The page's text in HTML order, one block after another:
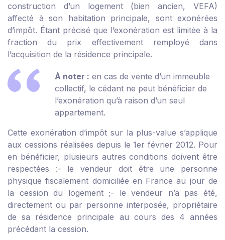
construction d’un logement (bien ancien, VEFA)
affecté à son habitation principale, sont exonérées
d’impôt. Étant précisé que l’exonération est limitée à la
fraction du prix effectivement remployé dans
l’acquisition de la résidence principale.
À noter : en cas de vente d’un immeuble
collectif, le cédant ne peut bénéficier de
l’exonération qu’à raison d’un seul
appartement.
Cette exonération d’impôt sur la plus-value s’applique
aux cessions réalisées depuis le 1er février 2012. Pour
en bénéficier, plusieurs autres conditions doivent être
respectées :- le vendeur doit être une personne
physique fiscalement domiciliée en France au jour de
la cession du logement ;- le vendeur n’a pas été,
directement ou par personne interposée, propriétaire
de sa résidence principale au cours des 4 années
précédant la cession.